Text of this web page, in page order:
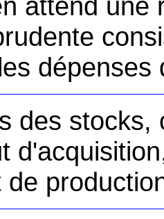
dépenses
des
de